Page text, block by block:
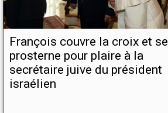
François couvre la croix et se
prosterne pour plaire à la
secrétaire juive du président
israélien